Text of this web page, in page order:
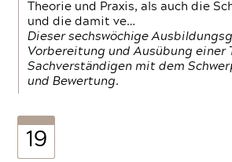
Theorie und Praxis, als auch die
und die damit ve…
Dieser sechswöchige
Vorbereitung und Ausübung einer
Sachverständigen mit dem
und Bewertung.
19